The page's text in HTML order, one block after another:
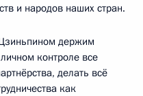
и народов наших стран.
держим
контроле все
делать всё
как